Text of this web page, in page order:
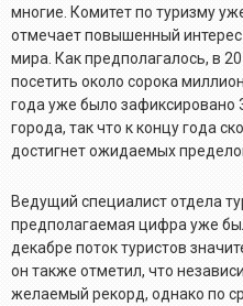
многие. Комитет по туризму
отмечает повышенный интерес
мира. Как предполагалось, в
посетить около сорока
года уже было зафиксировано
города, так что к концу года
достигнет ожидаемых
Ведущий специалист отдела
предполагаемая цифра уже
декабре поток туристов
он также отметил, что
желаемый рекорд, однако по